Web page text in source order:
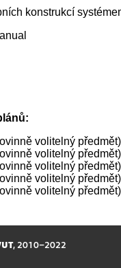
konstrukcí
volitelný předmět)
volitelný předmět)
volitelný předmět)
volitelný předmět)
volitelný předmět)
, 2010–2022